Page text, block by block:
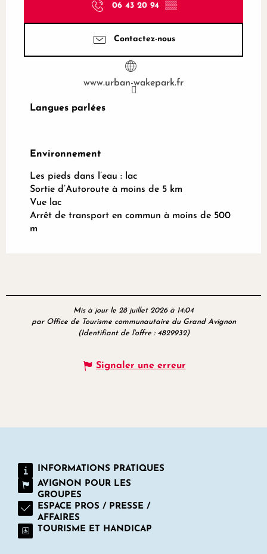
06 43 20 94 ▒▒
Contactez-nous
www.urban-wakepark.fr
Langues parlées
Langues parlées
Environnement
Environnement
Les pieds dans l’eau : lac
Sortie d’Autoroute à moins de 5 km
Vue lac
Arrêt de transport en commun à moins de 500
m
Mis à jour le 28 juillet 2026 à 14:04
par Office de Tourisme communautaire du Grand Avignon
(Identifiant de l'offre : 4829932)
Signaler une erreur
INFORMATIONS PRATIQUES
AVIGNON POUR LES
GROUPES
ESPACE PROS / PRESSE /
AFFAIRES
TOURISME ET HANDICAP